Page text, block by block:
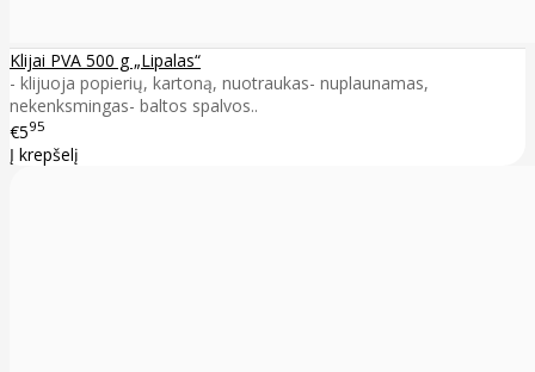
Klijai PVA 500 g „Lipalas“
- klijuoja popierių, kartoną, nuotraukas- nuplaunamas,
nekenksmingas- baltos spalvos..
€595
Į krepšelį